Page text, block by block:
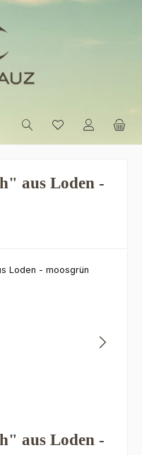
aus Loden -
aus Loden -